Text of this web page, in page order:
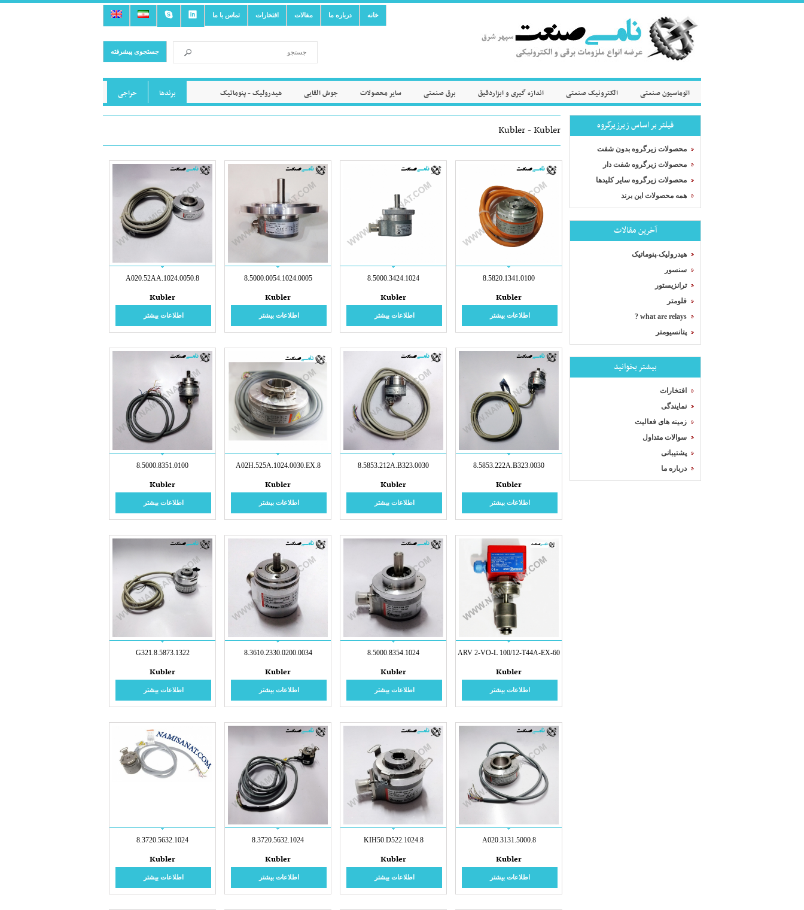
تماس با ما افتخارات مقالات درباره ما خانه
جستجوی پیشرفته
اتوماسیون صنعتی الکترونیک صنعتی اندازه گیری و ابزاردقیق برق صنعتی سایر محصولات جوش القایی هیدرولیک - پنوماتیک برندها حراجی
فیلتر بر اساس زیرزیرگروه
محصولات زیرگروه بدون شفت
محصولات زیرگروه شفت دار
محصولات زیرگروه سایر کلیدها
همه محصولات این برند
آخرین مقالات
هیدرولیک-پنوماتیک
سنسور
ترانزیستور
فلومتر
what are relays ?
پتانسیومتر
بیشتر بخوانید
افتخارات
نمایندگی
زمینه های فعالیت
سوالات متداول
پشتیبانی
درباره ما
Kubler - Kubler
8.5820.1341.0100
Kubler
اطلاعات بیشتر
8.5000.3424.1024
Kubler
اطلاعات بیشتر
8.5000.0054.1024.0005
Kubler
اطلاعات بیشتر
8.A020.52AA.1024.0050
Kubler
اطلاعات بیشتر
8.5853.222A.B323.0030
Kubler
اطلاعات بیشتر
8.5853.212A.B323.0030
Kubler
اطلاعات بیشتر
8.A02H.525A.1024.0030.EX
Kubler
اطلاعات بیشتر
8.5000.8351.0100
Kubler
اطلاعات بیشتر
60-ARV 2-VO-L 100/12-T44A-EX
Kubler
اطلاعات بیشتر
8.5000.8354.1024
Kubler
اطلاعات بیشتر
8.3610.2330.0200.0034
Kubler
اطلاعات بیشتر
8.5873.1322.G321
Kubler
اطلاعات بیشتر
8.A020.3131.5000
Kubler
اطلاعات بیشتر
8.KIH50.D522.1024
Kubler
اطلاعات بیشتر
8.3720.5632.1024
Kubler
اطلاعات بیشتر
8.3720.5632.1024
Kubler
اطلاعات بیشتر